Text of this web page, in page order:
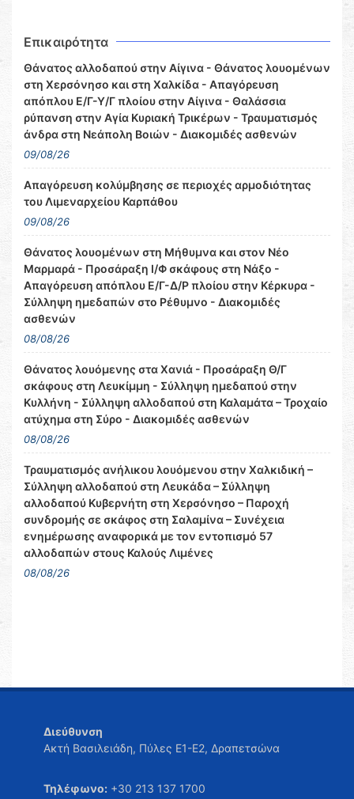
Επικαιρότητα
Θάνατος αλλοδαπού στην Αίγινα - Θάνατος λουομένων
στη Χερσόνησο και στη Χαλκίδα - Απαγόρευση
απόπλου Ε/Γ-Υ/Γ πλοίου στην Αίγινα - Θαλάσσια
ρύπανση στην Αγία Κυριακή Τρικέρων - Τραυματισμός
άνδρα στη Νεάπολη Βοιών - Διακομιδές ασθενών
09/08/26
Απαγόρευση κολύμβησης σε περιοχές αρμοδιότητας
του Λιμεναρχείου Καρπάθου
09/08/26
Θάνατος λουομένων στη Μήθυμνα και στον Νέο
Μαρμαρά - Προσάραξη Ι/Φ σκάφους στη Νάξο -
Απαγόρευση απόπλου Ε/Γ-Δ/Ρ πλοίου στην Κέρκυρα -
Σύλληψη ημεδαπών στο Ρέθυμνο - Διακομιδές
ασθενών
08/08/26
Θάνατος λουόμενης στα Χανιά - Προσάραξη Θ/Γ
σκάφους στη Λευκίμμη - Σύλληψη ημεδαπού στην
Κυλλήνη - Σύλληψη αλλοδαπού στη Καλαμάτα – Τροχαίο
ατύχημα στη Σύρο - Διακομιδές ασθενών
08/08/26
Τραυματισμός ανήλικου λουόμενου στην Χαλκιδική –
Σύλληψη αλλοδαπού στη Λευκάδα – Σύλληψη
αλλοδαπού Κυβερνήτη στη Χερσόνησο – Παροχή
συνδρομής σε σκάφος στη Σαλαμίνα – Συνέχεια
ενημέρωσης αναφορικά με τον εντοπισμό 57
αλλοδαπών στους Καλούς Λιμένες
08/08/26
Διεύθυνση
Ακτή Βασιλειάδη, Πύλες Ε1-Ε2, Δραπετσώνα
Τηλέφωνο: +30 213 137 1700